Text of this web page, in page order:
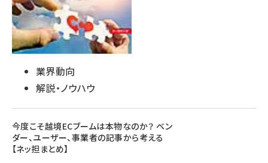
業界動向
解説・ノウハウ
今度こそ越境ECブームは本物なのか？ ベン
ダー、ユーザー、事業者の記事から考える
【ネッ担まとめ】